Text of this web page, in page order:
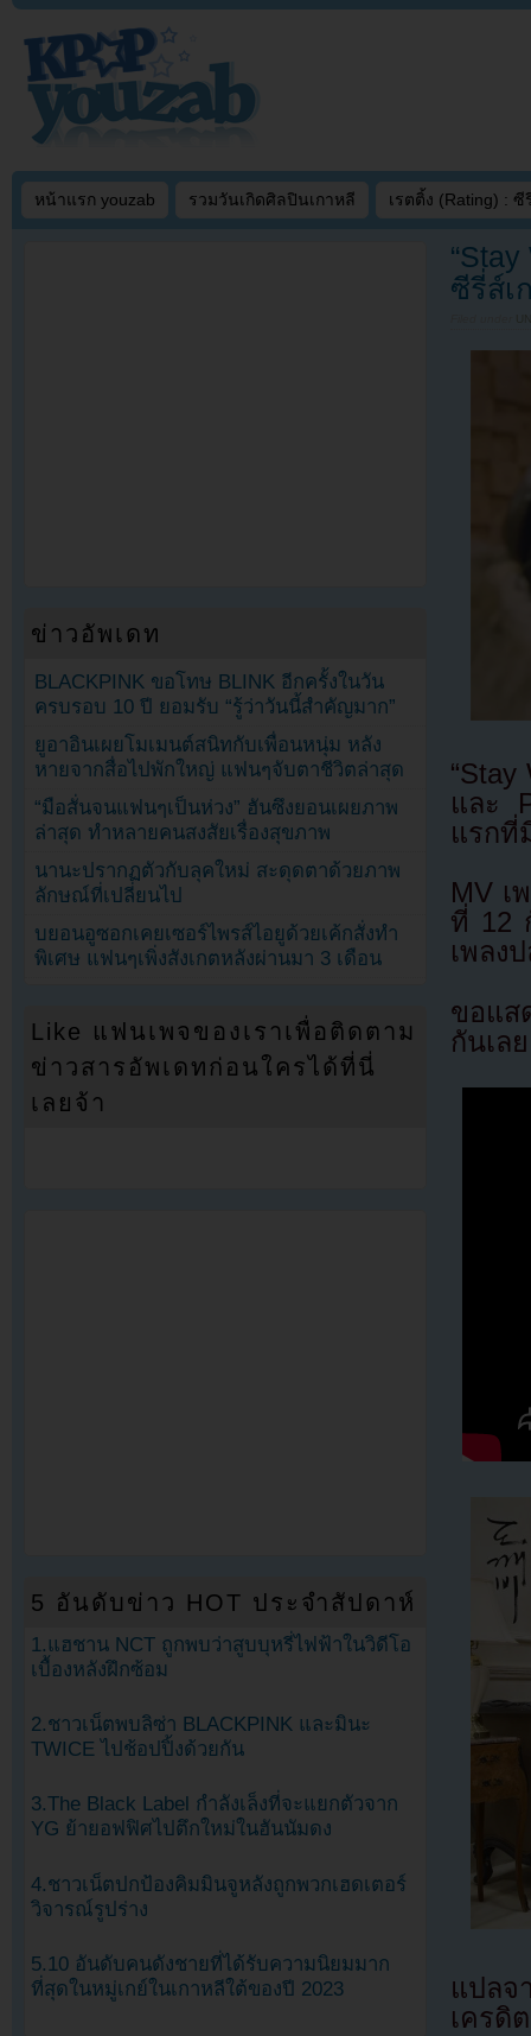
หน้าแรก youzab รวมวันเกิดศิลปินเกาหลี เรตติ้ง (Rating) : ซี
ซีรี่ส์เ
“Stay
และ
แรกที่
MV เ
ที่ 12
เพลง
ขอแส
กันเลย
แปล
เครดิ
ข่าวอัพเดท
BLACKPINK ขอโทษ BLINK อีกครั้งในวัน
ครบรอบ 10 ปี ยอมรับ “รู้ว่าวันนี้สำคัญมาก”
ยูอาอินเผยโมเมนต์สนิทกับเพื่อนหนุ่ม หลัง
หายจากสื่อไปพักใหญ่ แฟนๆจับตาชีวิตล่าสุด
“มือสั่นจนแฟนๆเป็นห่วง” ฮันซึงยอนเผยภาพ
ล่าสุด ทำหลายคนสงสัยเรื่องสุขภาพ
นานะปรากฏตัวกับลุคใหม่ สะดุดตาด้วยภาพ
ลักษณ์ที่เปลี่ยนไป
บยอนอูซอกเคยเซอร์ไพรส์ไอยูด้วยเค้กสั่งทำ
พิเศษ แฟนๆเพิ่งสังเกตหลังผ่านมา 3 เดือน
Like แฟนเพจของเราเพื่อติดตาม
ข่าวสารอัพเดทก่อนใครได้ที่นี่
เลยจ้า
5 อันดับข่าว HOT ประจำสัปดาห์
1.แฮชาน NCT ถูกพบว่าสูบบุหรี่ไฟฟ้าในวิดีโอ
เบื้องหลังฝึกซ้อม
2.ชาวเน็ตพบลิซ่า BLACKPINK และมินะ
TWICE ไปช้อปปิ้งด้วยกัน
3.The Black Label กำลังเล็งที่จะแยกตัวจาก
YG ย้ายอฟฟิศไปตึกใหม่ในฮันนัมดง
4.ชาวเน็ตปกป้องคิมมินจูหลังถูกพวกเฮดเตอร์
วิจารณ์รูปร่าง
5.10 อันดับคนดังชายที่ได้รับความนิยมมาก
ที่สุดในหมู่เกย์ในเกาหลีใต้ของปี 2023